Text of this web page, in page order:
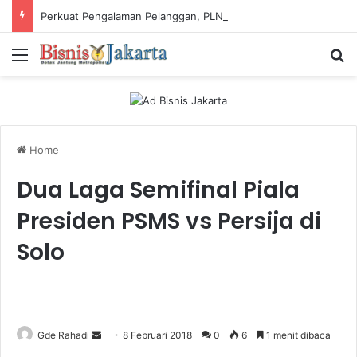
Menu
Home
Dua Laga Semifinal Piala
Presiden PSMS vs Persija di
Solo
Gde Rahadi 8 Februari 2018 0 6 1 menit dibaca